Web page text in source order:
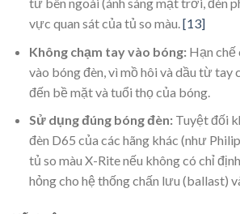
vực quan sát của tủ so màu.[13]
Không chạm tay vào bóng:Hạn chế
vào bóng đèn, vì mồ hôi và dầu từ tay
đến bề mặt và tuổi thọ của bóng.
Sử dụng đúng bóng đèn:Tuyệt đối
đèn D65 của các hãng khác (như
tủ so màu X-Rite nếu không có chỉ
hỏng cho hệ thống chấn lưu (ballast)